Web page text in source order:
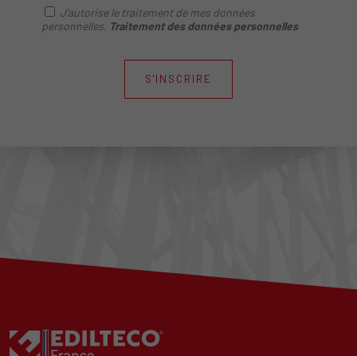
J'autorise le traitement de mes données
personnelles. Traitement des données personnelles
S'INSCRIRE